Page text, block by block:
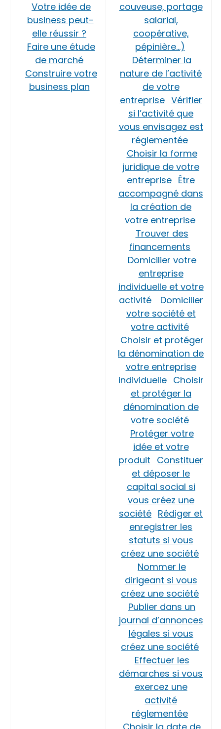
Votre idée de
business peut-
elle réussir ?
Faire une étude
de marché
Construire votre
business plan
couveuse, portage
salarial,
coopérative,
pépinière…)
Déterminer la
nature de l’activité
de votre
entreprise Vérifier
si l’activité que
vous envisagez est
réglementée
Choisir la forme
juridique de votre
entreprise Être
accompagné dans
la création de
votre entreprise
Trouver des
financements
Domicilier votre
entreprise
individuelle et votre
activité
Domicilier
votre société et
votre activité
Choisir et protéger
la dénomination de
votre entreprise
individuelle Choisir
et protéger la
dénomination de
votre société
Protéger votre
idée et votre
produit Constituer
et déposer le
capital social si
vous créez une
société Rédiger et
enregistrer les
statuts si vous
créez une société
Nommer le
dirigeant si vous
créez une société
Publier dans un
journal d’annonces
légales si vous
créez une société
Effectuer les
démarches si vous
exercez une
activité
réglementée